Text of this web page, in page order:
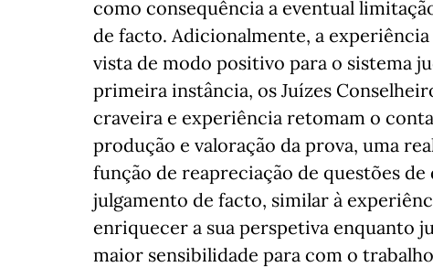
como consequência a eventual
de facto. Adicionalmente, a
vista de modo positivo para o sistema
primeira instância, os Juízes
craveira e experiência retomam o
produção e valoração da prova, uma
função de reapreciação de questões
julgamento de facto, similar à
enriquecer a sua perspetiva enquanto
maior sensibilidade para com o